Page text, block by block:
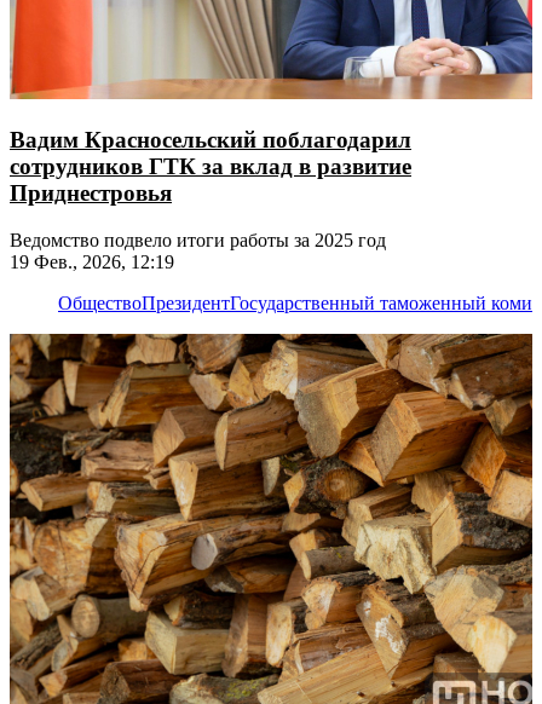
Вадим Красносельский поблагодарил
сотрудников ГТК за вклад в развитие
Приднестровья
Ведомство подвело итоги работы за 2025 год
19 Фев., 2026, 12:19
ОбществоПрезидентГосударственный таможенный